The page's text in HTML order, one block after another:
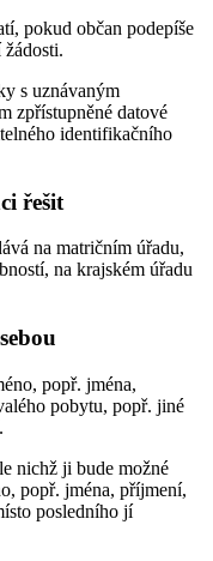
pokud občan podepíše
s uznávaným
zpřístupněné datové
identifikačního
řešit
na matričním úřadu,
na krajském úřadu
popř. jména,
pobytu, popř. jiné
nichž ji bude možné
popř. jména, příjmení,
posledního jí